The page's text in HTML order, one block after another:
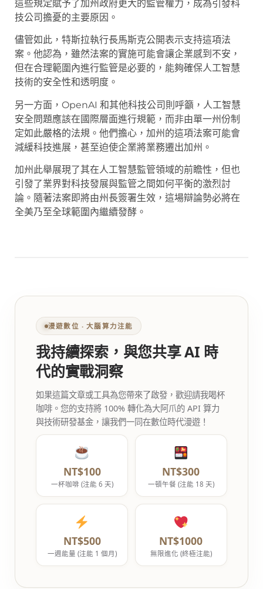
這些規定賦予了加州政府更大的監管權力，成為引發科
技公司擔憂的主要原因。
儘管如此，特斯拉執行長馬斯克公開表示支持這項法
案。他認為，雖然法案的實施可能會讓企業感到不安，
但在合理範圍內進行監管是必要的，能夠確保人工智慧
技術的安全性和透明度。
另一方面，OpenAI 和其他科技公司則呼籲，人工智慧
安全問題應該在國際層面進行規範，而非由單一州份制
定如此嚴格的法規。他們擔心，加州的這項法案可能會
減緩科技進展，甚至迫使企業將業務遷出加州。
加州此舉展現了其在人工智慧監管領域的前瞻性，但也
引發了業界對科技發展與監管之間如何平衡的激烈討
論。隨著法案即將由州長簽署生效，這場辯論勢必將在
全美乃至全球範圍內繼續發酵。
漫遊數位 ‧ 大腦算力注能
我持續探索，與您共享 AI 時
代的實戰洞察
如果這篇文章或工具為您帶來了啟發，歡迎請我喝杯
咖啡。您的支持將 100% 轉化為大阿爪的 API 算力
與技術研發基金，讓我們一同在數位時代漫遊！
NT$100
一杯咖啡 (注能 6 天)
NT$300
一頓午餐 (注能 18 天)
NT$500
一週能量 (注能 1 個月)
NT$1000
無限進化 (終極注能)